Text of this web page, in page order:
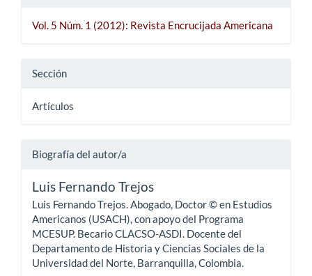
Vol. 5 Núm. 1 (2012): Revista Encrucijada Americana
Sección
Artículos
Biografía del autor/a
Luis Fernando Trejos
Luis Fernando Trejos. Abogado, Doctor © en Estudios
Americanos (USACH), con apoyo del Programa
MCESUP. Becario CLACSO-ASDI. Docente del
Departamento de Historia y Ciencias Sociales de la
Universidad del Norte, Barranquilla, Colombia.